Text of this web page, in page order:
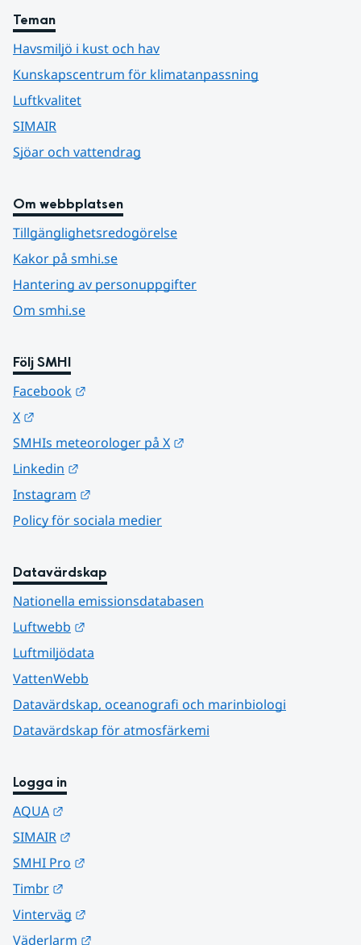
Teman
Havsmiljö i kust och hav
Kunskapscentrum för klimatanpassning
Luftkvalitet
SIMAIR
Sjöar och vattendrag
Om webbplatsen
Tillgänglighetsredogörelse
Kakor på smhi.se
Hantering av personuppgifter
Om smhi.se
Följ SMHI
Facebook
X
SMHIs meteorologer på X
Linkedin
Instagram
Policy för sociala medier
Datavärdskap
Nationella emissionsdatabasen
Luftwebb
Luftmiljödata
VattenWebb
Datavärdskap, oceanografi och marinbiologi
Datavärdskap för atmosfärkemi
Logga in
AQUA
SIMAIR
SMHI Pro
Timbr
Vinterväg
Väderlarm